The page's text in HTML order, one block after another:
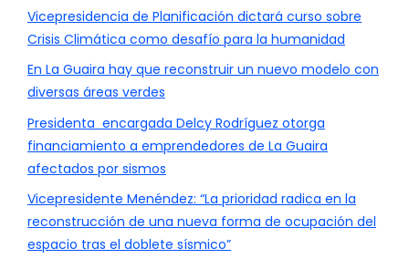
Vicepresidencia de Planificación dictará curso sobre
Crisis Climática como desafío para la humanidad
En La Guaira hay que reconstruir un nuevo modelo con
diversas áreas verdes
Presidenta encargada Delcy Rodríguez otorga
financiamiento a emprendedores de La Guaira
afectados por sismos
Vicepresidente Menéndez: “La prioridad radica en la
reconstrucción de una nueva forma de ocupación del
espacio tras el doblete sísmico”